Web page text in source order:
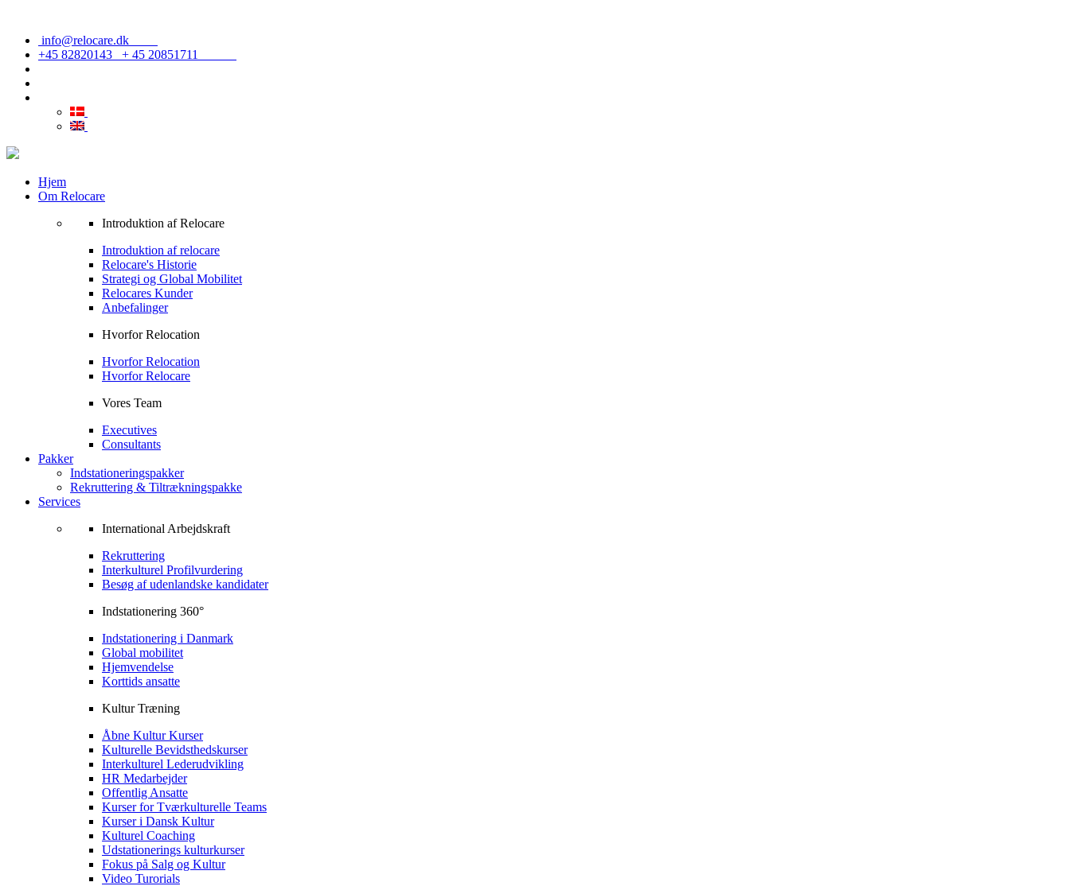
info@relocare.dk
+45 82820143 + 45 20851711
Hjem
Om Relocare
Introduktion af Relocare
Introduktion af relocare
Relocare's Historie
Strategi og Global Mobilitet
Relocares Kunder
Anbefalinger
Hvorfor Relocation
Hvorfor Relocation
Hvorfor Relocare
Vores Team
Executives
Consultants
Pakker
Indstationeringspakker
Rekruttering & Tiltrækningspakke
Services
International Arbejdskraft
Rekruttering
Interkulturel Profilvurdering
Besøg af udenlandske kandidater
Indstationering 360°
Indstationering i Danmark
Global mobilitet
Hjemvendelse
Korttids ansatte
Kultur Træning
Åbne Kultur Kurser
Kulturelle Bevidsthedskurser
Interkulturel Lederudvikling
HR Medarbejder
Offentlig Ansatte
Kurser for Tværkulturelle Teams
Kurser i Dansk Kultur
Kulturel Coaching
Udstationerings kulturkurser
Fokus på Salg og Kultur
Video Turorials